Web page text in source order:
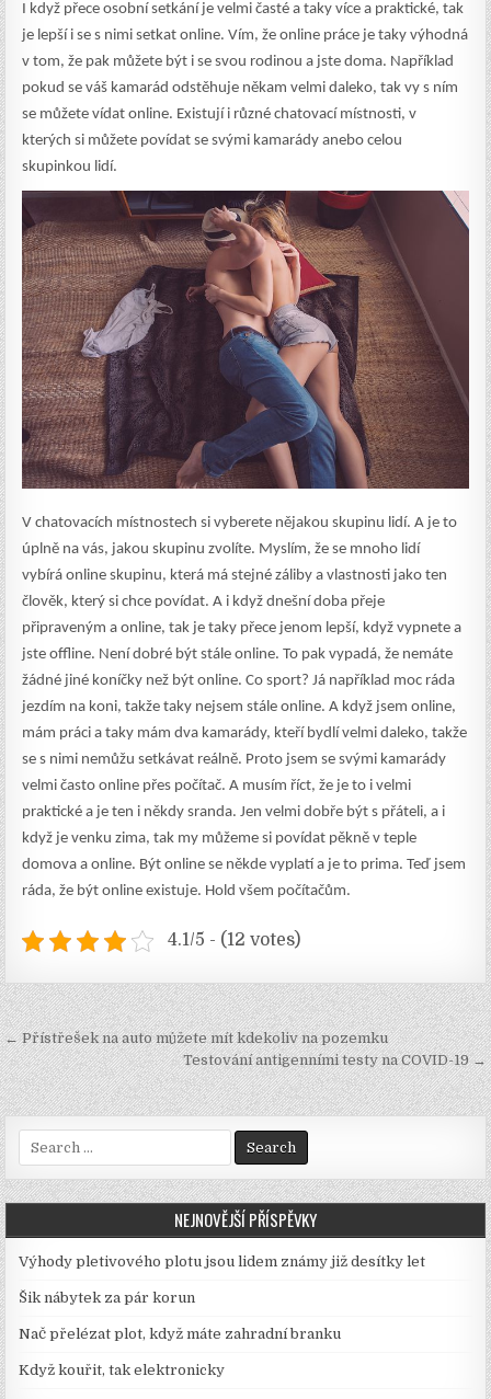
I když přece osobní setkání je velmi časté a taky více a praktické, tak
je lepší i se s nimi setkat online. Vím, že online práce je taky výhodná
v tom, že pak můžete být i se svou rodinou a jste doma. Například
pokud se váš kamarád odstěhuje někam velmi daleko, tak vy s ním
se můžete vídat online. Existují i různé chatovací místnosti, v
kterých si můžete povídat se svými kamarády anebo celou
skupinkou lidí.
V chatovacích místnostech si vyberete nějakou skupinu lidí. A je to
úplně na vás, jakou skupinu zvolíte. Myslím, že se mnoho lidí
vybírá online skupinu, která má stejné záliby a vlastnosti jako ten
člověk, který si chce povídat. A i když dnešní doba přeje
připraveným a online, tak je taky přece jenom lepší, když vypnete a
jste offline. Není dobré být stále online. To pak vypadá, že nemáte
žádné jiné koníčky než být online. Co sport? Já například moc ráda
jezdím na koni, takže taky nejsem stále online. A když jsem online,
mám práci a taky mám dva kamarády, kteří bydlí velmi daleko, takže
se s nimi nemůžu setkávat reálně. Proto jsem se svými kamarády
velmi často online přes počítač. A musím říct, že je to i velmi
praktické a je ten i někdy sranda. Jen velmi dobře být s přáteli, a i
když je venku zima, tak my můžeme si povídat pěkně v teple
domova a online. Být online se někde vyplatí a je to prima. Teď jsem
ráda, že být online existuje. Hold všem počítačům.
4.1/5 - (12 votes)
Navigace
pro
příspěvek
← Přístřešek na auto můžete mít kdekoliv na pozemku
Testování antigenními testy na COVID-19 →
Search
for:
NEJNOVĚJŠÍ PŘÍSPĚVKY
Výhody pletivového plotu jsou lidem známy již desítky let
Šik nábytek za pár korun
Nač přelézat plot, když máte zahradní branku
Když kouřit, tak elektronicky